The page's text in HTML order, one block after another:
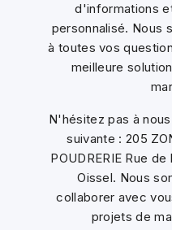
d'informations
personnalisé. Nous
à toutes vos
meilleure
N'hésitez pas à
suivante : 205
POUDRERIE Rue
Oissel. Nous
collaborer avec
projets de